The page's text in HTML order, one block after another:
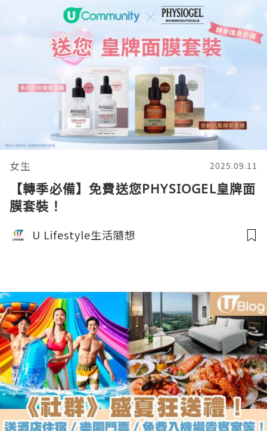
女生 2025.09.11
【轉季必備】免費送您PHYSIOGEL皇牌面
膜套裝！
U Lifestyle生活隨想